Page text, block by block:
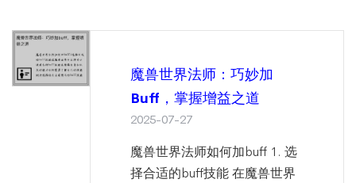
魔兽世界法师：巧妙加
Buff，掌握增益之道
2025-07-27
魔兽世界法师如何加buff 1. 选
择合适的buff技能 在魔兽世界